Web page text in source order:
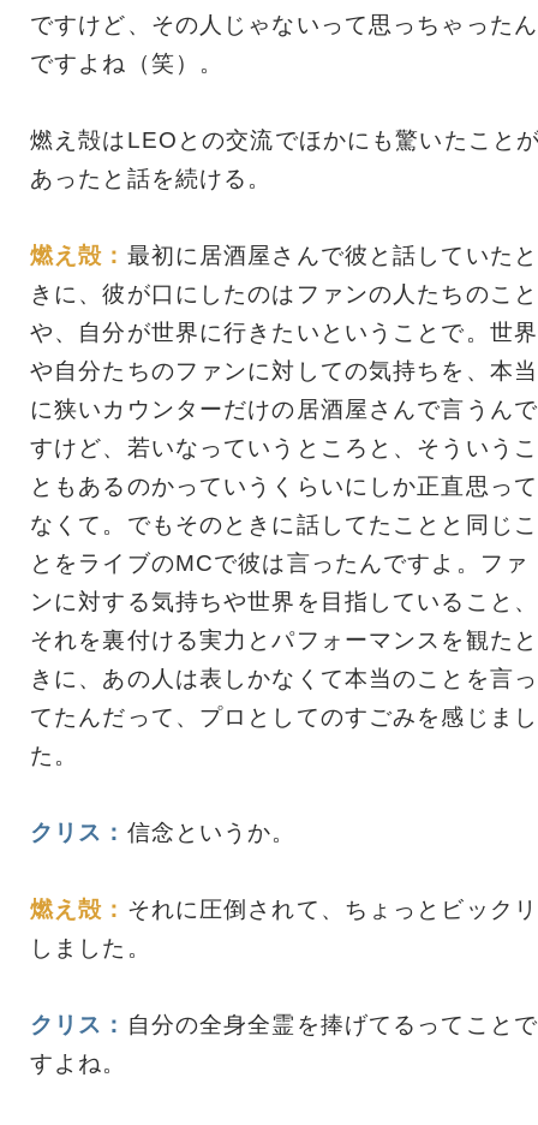
ですけど、その人じゃないって思っちゃったん
ですよね（笑）。
燃え殻はLEOとの交流でほかにも驚いたこと
あったと話を続ける。
燃え殻： 最初に居酒屋さんで彼と話していたと
きに、彼が口にしたのはファンの人たちのこと
や、自分が世界に行きたいということで。世界
や自分たちのファンに対しての気持ちを、本当
に狭いカウンターだけの居酒屋さんで言うんで
すけど、若いなっていうところと、そういうこ
ともあるのかっていうくらいにしか正直思って
なくて。でもそのときに話してたことと同じこ
とをライブのMCで彼は言ったんですよ。ファ
ンに対する気持ちや世界を目指していること、
それを裏付ける実力とパフォーマンスを観たと
きに、あの人は表しかなくて本当のことを言っ
てたんだって、プロとしてのすごみを感じまし
た。
クリス： 信念というか。
燃え殻： それに圧倒されて、ちょっとビックリ
しました。
クリス： 自分の全身全霊を捧げてるってことで
すよね。